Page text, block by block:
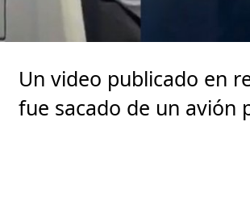
Un video publicado en
fue sacado de un avión